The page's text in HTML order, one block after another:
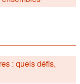
: quels défis,